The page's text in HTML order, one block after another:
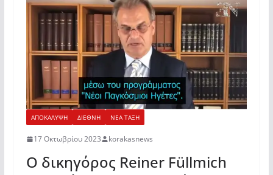
ΑΠΟΚΑΛΥΨΗ ΔΙΕΘΝΗ ΝΕΑ ΤΑΞΗ
17 Οκτωβρίου 2023 korakasnews
Ο δικηγόρος Reiner Füllmich